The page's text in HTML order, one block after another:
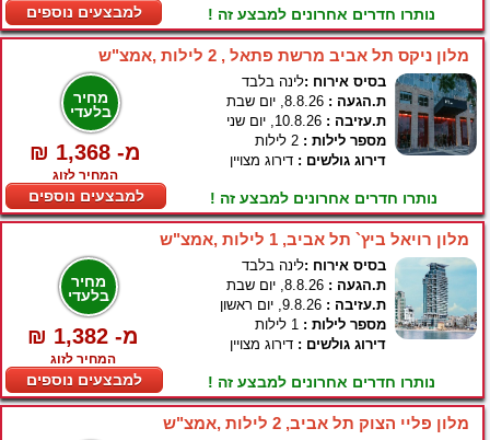
למבצעים נוספים נותרו חדרים אחרונים למבצע זה !
מלון ניקס תל אביב מרשת פתאל , 2 לילות ,אמצ"ש
מחיר
בלעדי
₪ 1,368 -מ
המחיר לזוג
למבצעים נוספים
בסיס אירוח :לינה בלבד
ת.הגעה :
ת.עזיבה :
מספר לילות :
דירוג גולשים : דירוג מצויין
נותרו חדרים אחרונים למבצע זה !
מלון רויאל ביץ` תל אביב, 1 לילות ,אמצ"ש
מחיר
בלעדי
₪ 1,382 -מ
המחיר לזוג
למבצעים נוספים
בסיס אירוח :לינה בלבד
ת.הגעה :
ת.עזיבה :
מספר לילות :
דירוג גולשים : דירוג מצויין
נותרו חדרים אחרונים למבצע זה !
מלון פליי הצוק תל אביב, 2 לילות ,אמצ"ש